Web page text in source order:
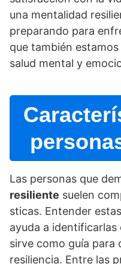
una mentalidad
preparando para
que también
salud mental y
Las personas que
resiliente suelen
sticas. Entender
ayuda a
sirve como guí­a para
resiliencia. Entre las